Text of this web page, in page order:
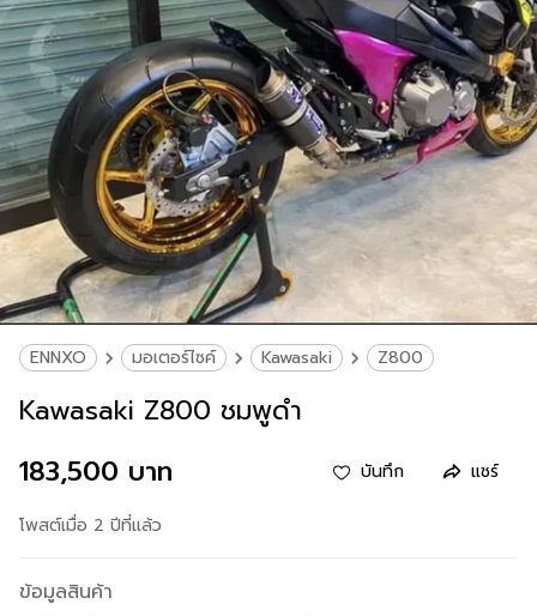
ENNXO มอเตอร์ไซค์ Kawasaki Z800
Kawasaki Z800 ชมพูดำ
183,500 บาท
บันทึก แชร์
โพสต์เมื่อ 2 ปีที่แล้ว
ข้อมูลสินค้า